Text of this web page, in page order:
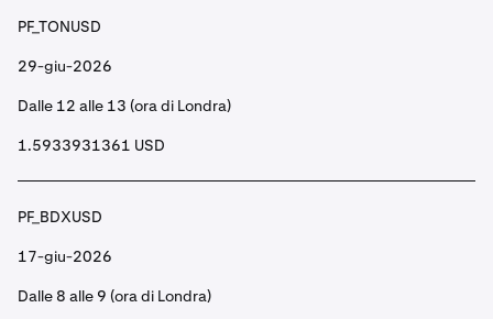
PF_TONUSD
29-giu-2026
Dalle 12 alle 13 (ora di Londra)
1.5933931361 USD
PF_BDXUSD
17-giu-2026
Dalle 8 alle 9 (ora di Londra)